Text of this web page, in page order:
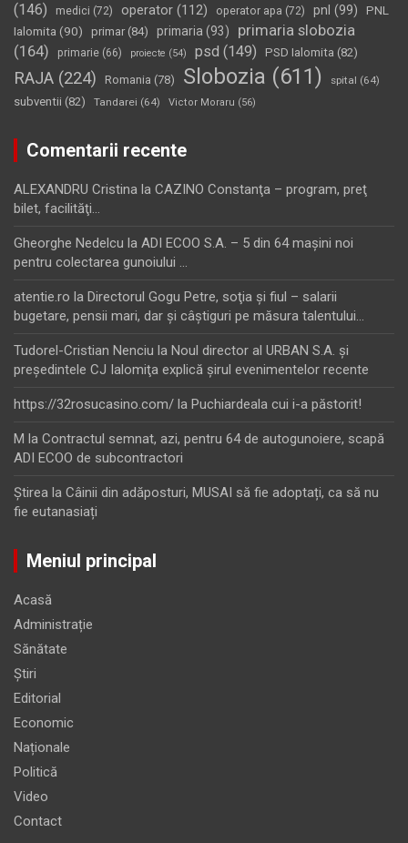
(146)
medici (72) operator (112) operator apa (72) pnl (99)
PNL
Ialomita (90) primar(84) primaria (93)
primaria slobozia
(164)
primarie (66) proiecte (54) psd (149) PSD Ialomita (82)
RAJA (224) Romania (78) Slobozia (611) spital (64)
subventii (82) Tandarei (64) Victor Moraru (56)
Comentarii recente
ALEXANDRU Cristina la CAZINO Constanţa – program, preţ
bilet, facilităţi…
Gheorghe Nedelcu la ADI ECOO S.A. – 5 din 64 maşini noi
pentru colectarea gunoiului …
atentie.ro la Directorul Gogu Petre, soţia şi fiul – salarii
bugetare, pensii mari, dar şi câştiguri pe măsura talentului…
Tudorel-Cristian Nenciu la Noul director al URBAN S.A. şi
preşedintele CJ Ialomiţa explică şirul evenimentelor recente
https://32rosucasino.com/ la Puchiardeala cui i-a păstorit!
M la Contractul semnat, azi, pentru 64 de autogunoiere, scapă
ADI ECOO de subcontractori
Ştirea la Câinii din adăposturi, MUSAI să fie adoptați, ca să nu
fie eutanasiați
Meniul principal
Acasă
Administrație
Sănătate
Știri
Editorial
Economic
Naționale
Politică
Video
Contact